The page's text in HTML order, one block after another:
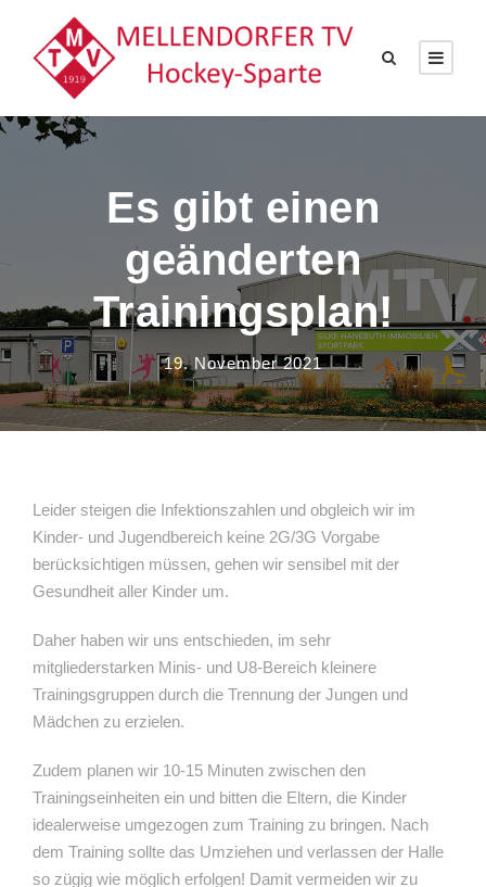
Es gibt einen
geänderten
Trainingsplan!
19. November 2021
Leider steigen die Infektionszahlen und obgleich wir im
Kinder- und Jugendbereich keine 2G/3G Vorgabe
berücksichtigen müssen, gehen wir sensibel mit der
Gesundheit aller Kinder um.
Daher haben wir uns entschieden, im sehr
mitgliederstarken Minis- und U8-Bereich kleinere
Trainingsgruppen durch die Trennung der Jungen und
Mädchen zu erzielen.
Zudem planen wir 10-15 Minuten zwischen den
Trainingseinheiten ein und bitten die Eltern, die Kinder
idealerweise umgezogen zum Training zu bringen. Nach
dem Training sollte das Umziehen und verlassen der Halle
so zügig wie möglich erfolgen! Damit vermeiden wir zu